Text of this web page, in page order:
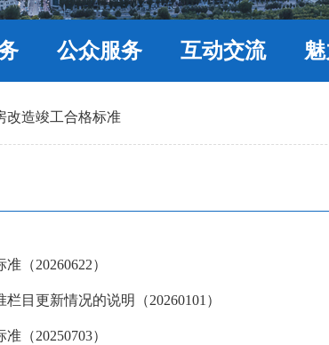
公众服务 互动交流
改造竣工合格标准
（20260622）
目更新情况的说明（20260101）
（20250703）